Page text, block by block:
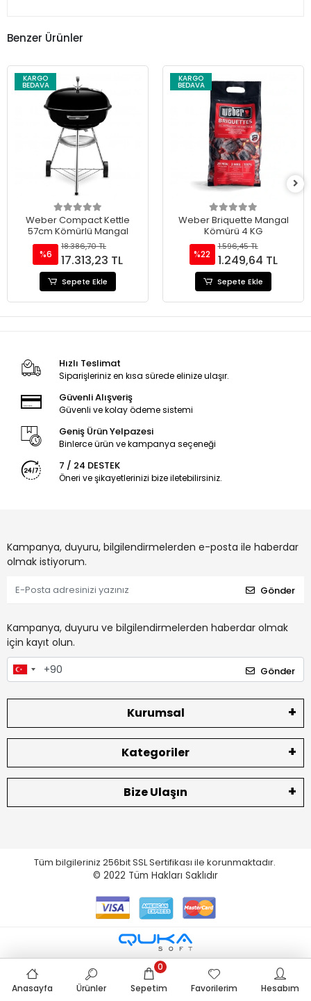
Benzer Ürünler
KARGO
BEDAVA
Weber Compact Kettle
57cm Kömürlü Mangal
%6
18.386,70 TL
17.313,23 TL
Sepete Ekle
KARGO
BEDAVA
Weber Briquette Mangal
Kömürü 4 KG
%22
1.596,45 TL
1.249,64 TL
Sepete Ekle
Hızlı Teslimat
Siparişleriniz en kısa sürede elinize ulaşır.
Güvenli Alışveriş
Güvenli ve kolay ödeme sistemi
Geniş Ürün Yelpazesi
Binlerce ürün ve kampanya seçeneği
7 / 24 DESTEK
Öneri ve şikayetlerinizi bize iletebilirsiniz.
Kampanya, duyuru, bilgilendirmelerden e-posta ile haberdar
olmak istiyorum.
Gönder
Kampanya, duyuru ve bilgilendirmelerden haberdar olmak
için kayıt olun.
Gönder
Kurumsal
Kategoriler
Bize Ulaşın
Tüm bilgileriniz 256bit SSL Sertifikası ile korunmaktadır.
© 2022 Tüm Hakları Saklıdır
Anasayfa Ürünler Sepetim
0
Favorilerim
Hesabım